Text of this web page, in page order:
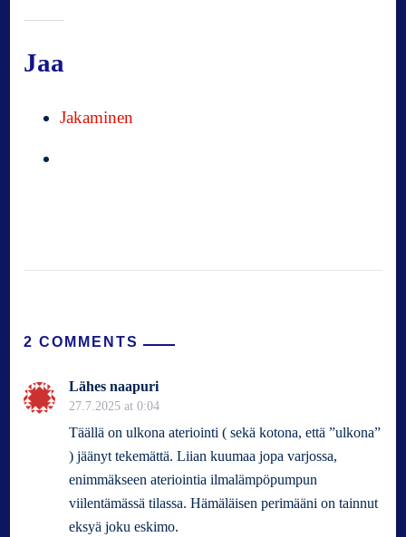
Jaa
Jakaminen
2 COMMENTS
Lähes naapuri
27.7.2025 at 0:04
Täällä on ulkona ateriointi ( sekä kotona, että ”ulkona”
) jäänyt tekemättä. Liian kuumaa jopa varjossa,
enimmäkseen ateriointia ilmalämpöpumpun
viilentämässä tilassa. Hämäläisen perimääni on tainnut
eksyä joku eskimo.